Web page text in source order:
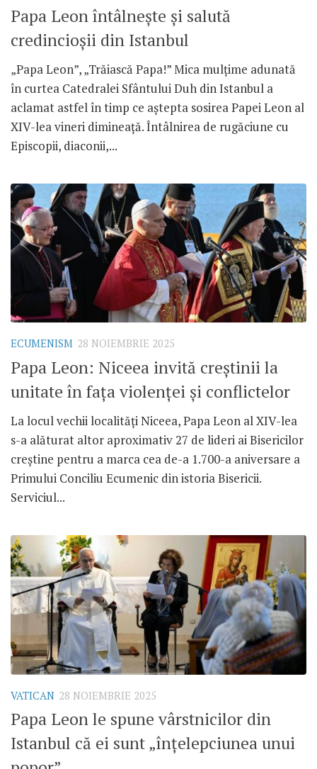
Papa Leon întâlnește și salută
credincioșii din Istanbul
„Papa Leon”, „Trăiască Papa!” Mica mulțime adunată
în curtea Catedralei Sfântului Duh din Istanbul a
aclamat astfel în timp ce aștepta sosirea Papei Leon al
XIV-lea vineri dimineață. Întâlnirea de rugăciune cu
Episcopii, diaconii,...
ECUMENISM 28 NOIEMBRIE 2025
Papa Leon: Niceea invită creștinii la
unitate în fața violenței și conflictelor
La locul vechii localități Niceea, Papa Leon al XIV-lea
s-a alăturat altor aproximativ 27 de lideri ai Bisericilor
creștine pentru a marca cea de-a 1.700-a aniversare a
Primului Conciliu Ecumenic din istoria Bisericii.
Serviciul...
VATICAN 28 NOIEMBRIE 2025
Papa Leon le spune vârstnicilor din
Istanbul că ei sunt „înțelepciunea unui